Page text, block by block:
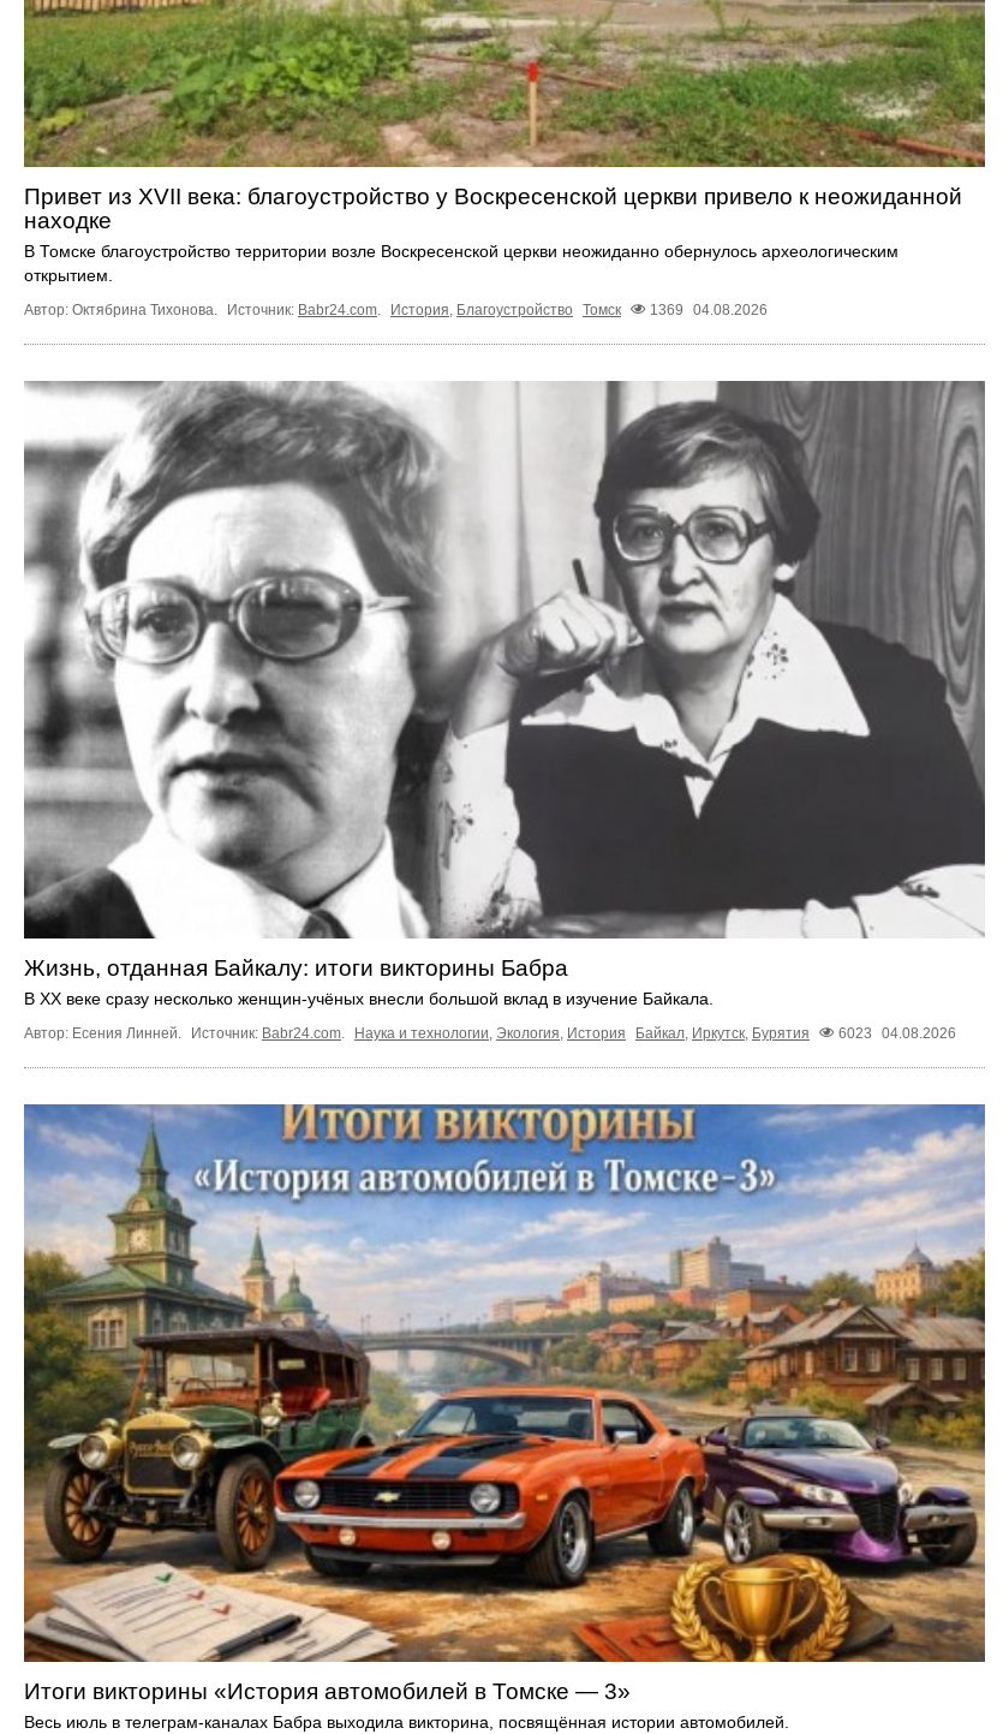
Привет из XVII века: благоустройство у Воскресенской церкви привело к неожиданной
находке
В Томске благоустройство территории возле Воскресенской церкви неожиданно обернулось археологическим
открытием.
Автор: Октябрина Тихонова. Источник: Babr24.com. История, Благоустройство Томск 1369 04.08.2026
Жизнь, отданная Байкалу: итоги викторины Бабра
В XX веке сразу несколько женщин-учёных внесли большой вклад в изучение Байкала.
Автор: Есения Линней. Источник: Babr24.com. Наука и технологии, Экология, История Байкал, Иркутск, Бурятия 6023 04.08.2026
Итоги викторины «История автомобилей в Томске — 3»
Весь июль в телеграм‑каналах Бабра выходила викторина, посвящённая истории автомобилей.